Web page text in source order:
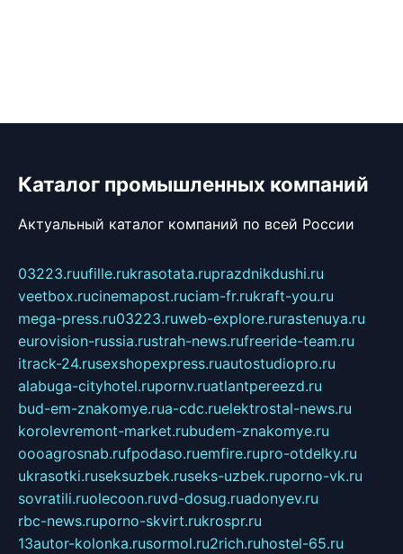
Каталог промышленных компаний
Актуальный каталог компаний по всей России
03223.ruufille.rukrasotata.ruprazdnikdushi.ru
veetbox.rucinemapost.ruciam-fr.rukraft-you.ru
mega-press.ru03223.ruweb-explore.rurastenuya.ru
eurovision-russia.rustrah-news.rufreeride-team.ru
itrack-24.rusexshopexpress.ruautostudiopro.ru
alabuga-cityhotel.rupornv.ruatlantpereezd.ru
bud-em-znakomye.rua-cdc.ruelektrostal-news.ru
korolevremont-market.rubudem-znakomye.ru
oooagrosnab.rufpodaso.ruemfire.rupro-otdelky.ru
ukrasotki.ruseksuzbek.ruseks-uzbek.ruporno-vk.ru
sovratili.ruolecoon.ruvd-dosug.ruadonyev.ru
rbc-news.ruporno-skvirt.rukrospr.ru
13autor-kolonka.rusormol.ru2rich.ruhostel-65.ru